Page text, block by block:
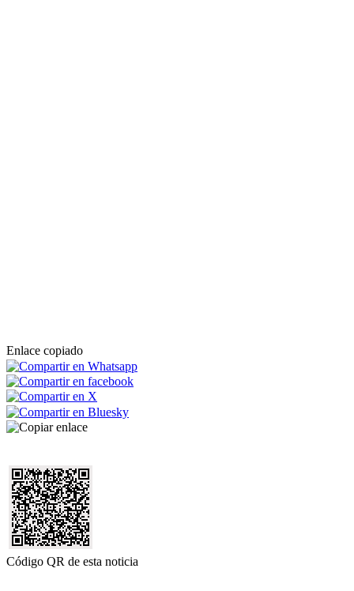
Enlace copiado
Código QR de esta noticia